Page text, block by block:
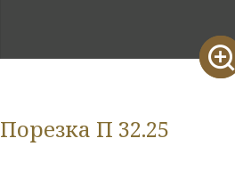
Порезка П 32.25